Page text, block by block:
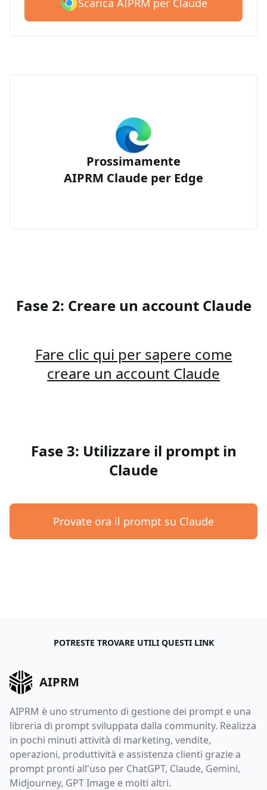
Scarica AIPRM per Claude
Prossimamente
AIPRM Claude per Edge
Fase 2: Creare un account Claude
Fare clic qui per sapere come
creare un account Claude
Fase 3: Utilizzare il prompt in
Claude
Provate ora il prompt su Claude
POTRESTE TROVARE UTILI QUESTI LINK
AIPRM
AIPRM è uno strumento di gestione dei prompt e una
libreria di prompt sviluppata dalla community. Realizza
in pochi minuti attività di marketing, vendite,
operazioni, produttività e assistenza clienti grazie a
prompt pronti all'uso per ChatGPT, Claude, Gemini,
Midjourney, GPT Image e molti altri.